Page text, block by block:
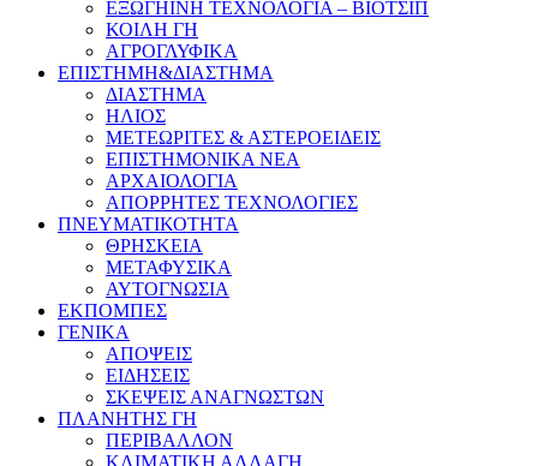
ΕΞΩΓΗΙΝΗ ΤΕΧΝΟΛΟΓΙΑ – ΒΙΟΤΣΙΠ
ΚΟΙΛΗ ΓΗ
ΑΓΡΟΓΛΥΦΙΚΑ
ΕΠΙΣΤΗΜΗ&ΔΙΑΣΤΗΜΑ
ΔΙΑΣΤΗΜΑ
ΗΛΙΟΣ
ΜΕΤΕΩΡΙΤΕΣ & ΑΣΤΕΡΟΕΙΔΕΙΣ
ΕΠΙΣΤΗΜΟΝΙΚΑ ΝΕΑ
ΑΡΧΑΙΟΛΟΓΙΑ
ΑΠΟΡΡΗΤΕΣ ΤΕΧΝΟΛΟΓΙΕΣ
ΠΝΕΥΜΑΤΙΚΟΤΗΤΑ
ΘΡΗΣΚΕΙΑ
ΜΕΤΑΦΥΣΙΚΑ
ΑΥΤΟΓΝΩΣΙΑ
ΕΚΠΟΜΠΕΣ
ΓΕΝΙΚΑ
ΑΠΟΨΕΙΣ
ΕΙΔΗΣΕΙΣ
ΣΚΕΨΕΙΣ ΑΝΑΓΝΩΣΤΩΝ
ΠΛΑΝΗΤΗΣ ΓΗ
ΠΕΡΙΒΑΛΛΟΝ
ΚΛΙΜΑΤΙΚΗ ΑΛΛΑΓΗ